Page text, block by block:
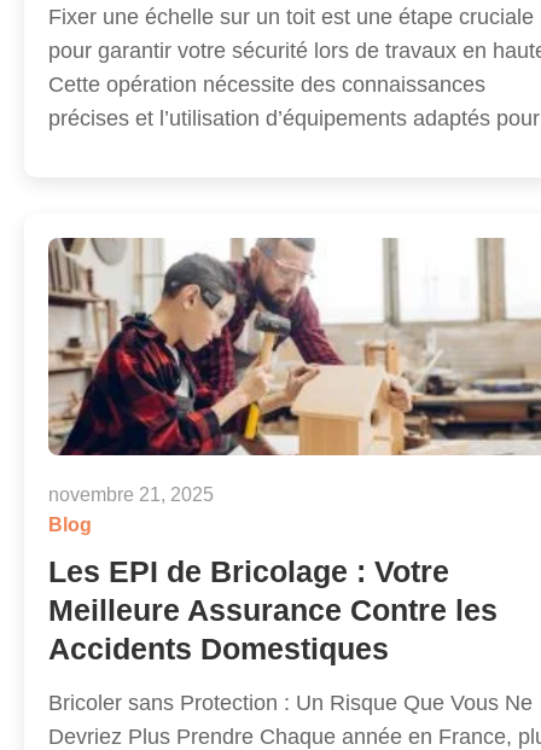
Fixer une échelle sur un toit est une étape cruciale
pour garantir votre sécurité lors de travaux en
Cette opération nécessite des connaissances
précises et l’utilisation d’équipements adaptés
novembre 21, 2025
Blog
Les EPI de Bricolage : Votre
Meilleure Assurance Contre les
Accidents Domestiques
Bricoler sans Protection : Un Risque Que Vous Ne
Devriez Plus Prendre Chaque année en France,